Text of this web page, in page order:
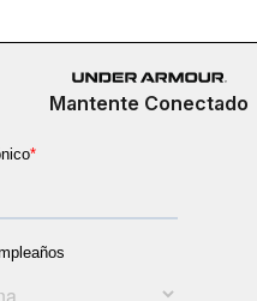
Mantente Conectado